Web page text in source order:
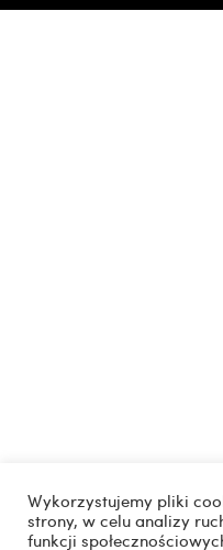
Wykorzystujemy pliki
strony, w celu analizy
funkcji